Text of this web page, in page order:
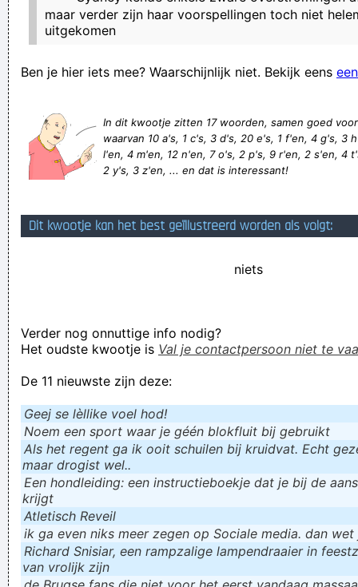
vandaag moeten doen met twee bussels wortelen en een
We zoeken nog iemand die deze site wil komen 'inlachen'
Boom! Right up the wrong 'un, you dirty little sequinned cunt.
we're so glad having discovered this web page, it's toally
information on the web page is bene
Verknoei je tijd op een nuttige manier!
maar verder zijn haar voorspellingen toch niet
uitgekomen
Ben je hier iets mee? Waarschijnlijk niet. Bekijk eens
In dit kwootje zitten 17 woorden, samen goed
waarvan 10 a's, 1 c's, 3 d's, 20 e's, 1 f'en, 4 g's, 3
l'en, 4 m'en, 12 n'en, 7 o's, 2 p's, 9 r'en, 2 s'en, 4
2 y's, 3 z'en, ... en dat is interessant!
Dit kwootje kan het best geïllustreerd worden als volgt:
niets
Verder nog onnuttige info nodig?
Het oudste kwootje is Val je contactpersoon niet te
De 11 nieuwste zijn deze:
Geej se lèllike voel hod!
Noem een sport waar je géén blokfluit bij gebruikt
Als het regent ga ik ooit schuilen bij kruidvat. Echt
maar drogist wel..
Een hondleiding: een instructieboekje dat je bij de
krijgt
Atletisch Reveil
ik ga even niks meer zegen op Sociale media. dan
Richard Snisiar, een rampzalige lampendraaier in
van vrolijk zijn